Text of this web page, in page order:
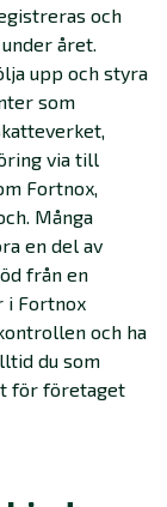
och
året.
upp och styra
som
via till
Fortnox,
Många
en del av
från en
i Fortnox
och ha
du som
för företaget